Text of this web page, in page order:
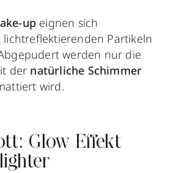
up eignen sich
Partikeln
werden nur die
der natürliche Schimmer
wird.
Glow Effekt